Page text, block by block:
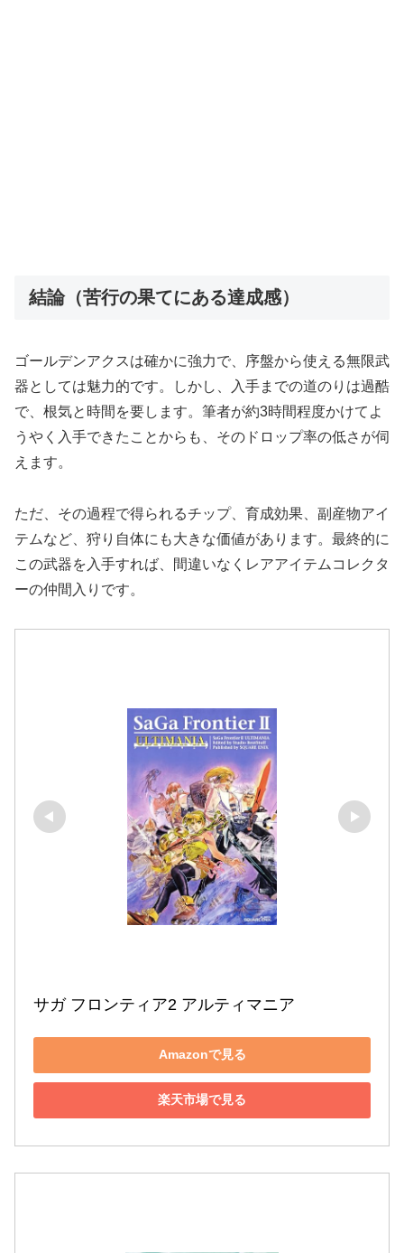
結論（苦行の果てにある達成感）
ゴールデンアクスは確かに強力で、序盤から使える無限武
器としては魅力的です。しかし、入手までの道のりは過酷
で、根気と時間を要します。筆者が約3時間程度かけてよ
うやく入手できたことからも、そのドロップ率の低さが伺
えます。
ただ、その過程で得られるチップ、育成効果、副産物アイ
テムなど、狩り自体にも大きな価値があります。最終的に
この武器を入手すれば、間違いなくレアアイテムコレクタ
ーの仲間入りです。
サガ フロンティア2 アルティマニア
Amazonで見る
楽天市場で見る